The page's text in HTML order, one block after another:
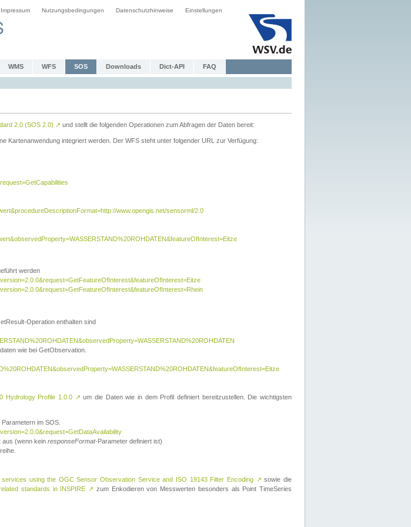
Impressum Nutzungsbedingungen Datenschutzhinweise Einstellungen
WMS WFS SOS Downloads Dict-API FAQ
2.0 (SOS 2.0) ↗ und stellt die folgenden Operationen zum Abfragen der Daten bereit:
Kartenanwendung integriert werden. Der WFS steht unter folgender URL zur Verfügung:
www.opengis.net/sensorml/2.0
werden
Operation enthalten sind
wie bei GetObservation.
Hydrology Profile 1.0.0 ↗ um die Daten wie in dem Profil definiert bereitzustellen. Die wichtigsten
im SOS.
aus (wenn kein responseFormat-Parameter definiert ist)
services using the OGC Sensor Observation Service and ISO 19143 Filter Encoding ↗ sowie die
standards in INSPIRE ↗ zum Enkodieren von Messwerten besonders als Point TimeSeries